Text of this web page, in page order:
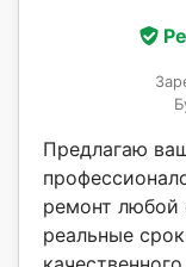
Предлагаю
ремонт любой
реальные